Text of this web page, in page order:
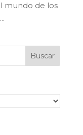
mundo de los